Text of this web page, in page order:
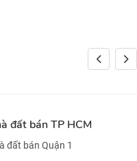
đất bán TP HCM
đất bán Quận 1